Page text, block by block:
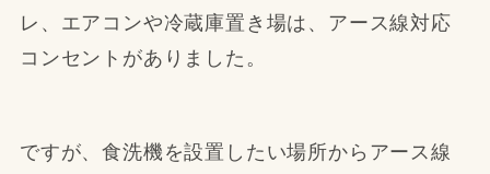
レ、エアコンや冷蔵庫置き場は、アース線対応
コンセントがありました。
ですが、食洗機を設置したい場所からアース線